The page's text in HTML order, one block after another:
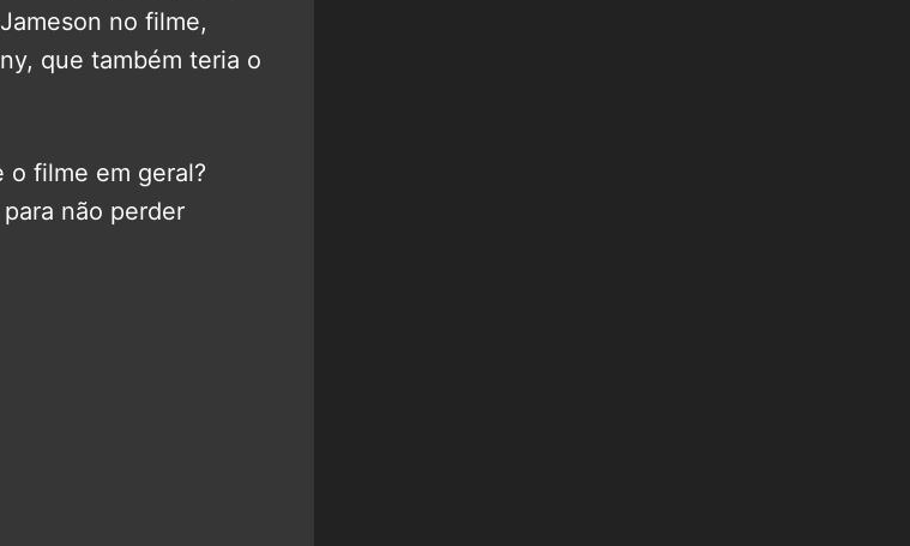
no filme,
que também teria o
o filme em geral?
para não perder